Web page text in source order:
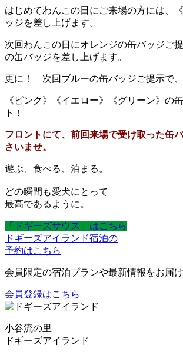
はじめてわんこの日にご来場の方には、
ッジを差し上げます。
次回わんこの日にオレンジの缶バッジご
の缶バッジを差し上げます。
更に！ 次回ブルーの缶バッジご提示で、
《ピンク》《イエロー》《グリーン》の
ト！
フロントにて、前回来場で受け取った缶
さいませ。
遊ぶ、食べる、泊まる。
どの瞬間も愛犬にとって
最高であるように。
「ドギーズサウス」はこちら
ドギーズアイランド宿泊の
予約はこちら
会員限定の宿泊プランや最新情報をお届
会員登録はこちら
小谷流の里
ドギーズアイランド